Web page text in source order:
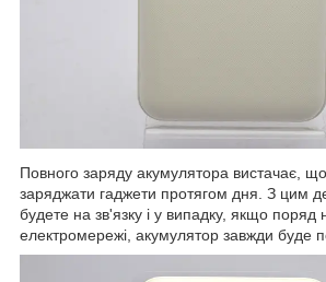
Повного заряду акумулятора вистачає,
заряджати гаджети протягом дня. З цим
будете на зв'язку і у випадку, якщо поряд
електромережі, акумулятор завжди буде